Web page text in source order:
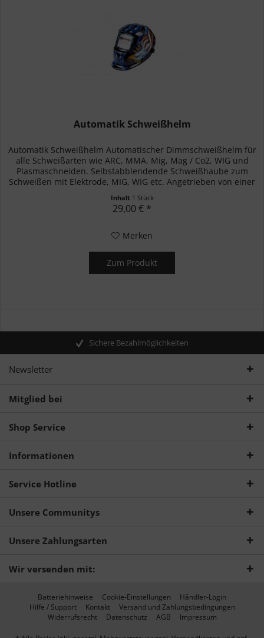
Automatik Schweißhelm
Automatik Schweißhelm Automatischer Dimmschweißhelm für
alle Schweißarten wie ARC, MMA, Mig, Mag / Co2, WIG und
Plasmaschneiden. Selbstabblendende Schweißhaube zum
Schweißen mit Elektrode, MIG, WIG etc. Angetrieben von einer
Inhalt 1 Stück
29,00 € *
Merken
Zum Produkt
Sichere Bezahlmöglichkeiten
Newsletter
Mitglied bei
Shop Service
Informationen
Service Hotline
Unsere Communitys
Unsere Zahlungsarten
Wir versenden mit:
Batteriehinweise Cookie-Einstellungen
Händler-Login
Hilfe / Support
Kontakt
Versand und Zahlungsbedingungen
Widerrufsrecht
Datenschutz AGB Impressum